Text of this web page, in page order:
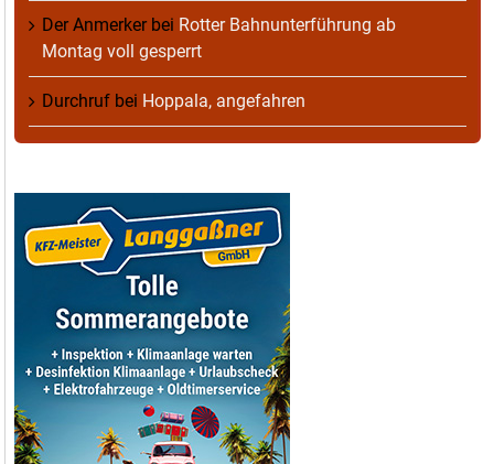
Der Anmerkerbei Rotter Bahnunterführung ab
Montag voll gesperrt
Durchruf bei Hoppala, angefahren